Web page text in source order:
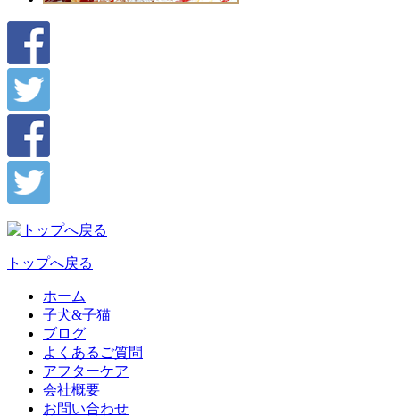
トップへ戻る
ホーム
子犬&子猫
ブログ
よくあるご質問
アフターケア
会社概要
お問い合わせ